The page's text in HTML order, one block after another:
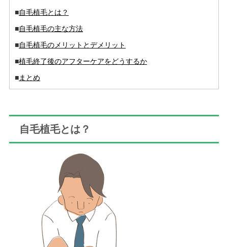
■自毛植毛とは？
■自毛植毛の主な方法
■自毛植毛のメリットとデメリット
■植毛終了後のアフターケアをどうするか
■まとめ
自毛植毛とは？